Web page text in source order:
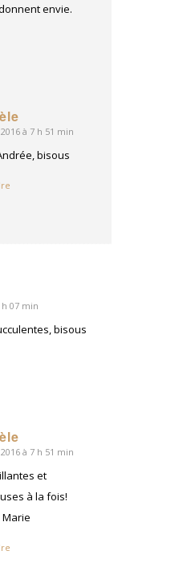
envie.
à 7 h 51 min
bisous
h 07 min
bisous
à 7 h 51 min
et
à la fois!